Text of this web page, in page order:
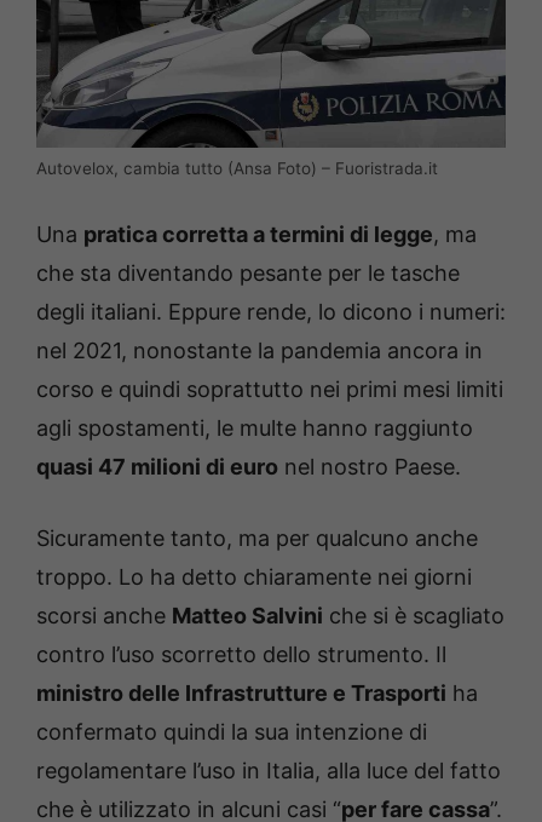
Autovelox, cambia tutto (Ansa Foto) – Fuoristrada.it
Una pratica corretta a termini di legge, ma
che sta diventando pesante per le tasche
degli italiani. Eppure rende, lo dicono i numeri:
nel 2021, nonostante la pandemia ancora in
corso e quindi soprattutto nei primi mesi limiti
agli spostamenti, le multe hanno raggiunto
quasi 47 milioni di euro nel nostro Paese.
Sicuramente tanto, ma per qualcuno anche
troppo. Lo ha detto chiaramente nei giorni
scorsi anche Matteo Salvini che si è scagliato
contro l’uso scorretto dello strumento. Il
ministro delle Infrastrutture e Trasporti ha
confermato quindi la sua intenzione di
regolamentare l’uso in Italia, alla luce del fatto
che è utilizzato in alcuni casi “per fare cassa”.